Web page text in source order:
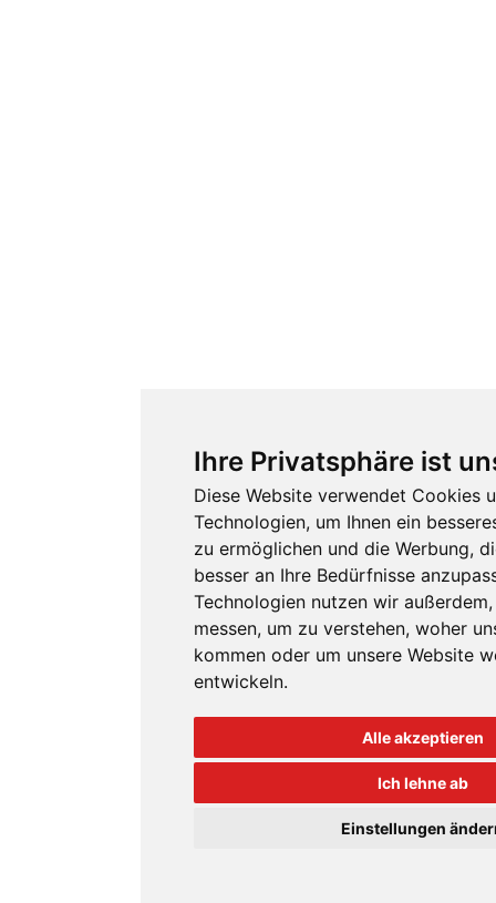
Ihre Privatsphäre ist
Diese Website verwendet Cookies
Technologien, um Ihnen ein
zu ermöglichen und die Werbung,
besser an Ihre Bedürfnisse
Technologien nutzen wir
messen, um zu verstehen, woher
kommen oder um unsere Website
entwickeln.
Alle akzeptieren
Ich lehne ab
Einstellungen